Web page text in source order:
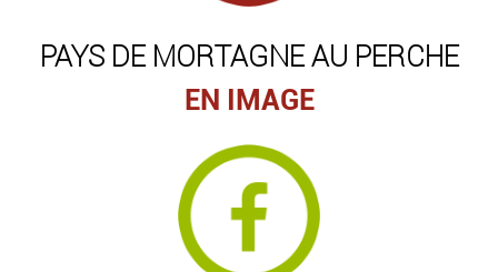
PAYS DE MORTAGNE AU PERCHE
EN IMAGE